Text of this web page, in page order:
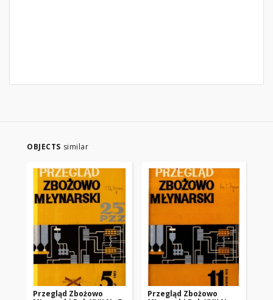
OBJECTS similar
Przegląd Zbożowo
Przegląd Zbożowo